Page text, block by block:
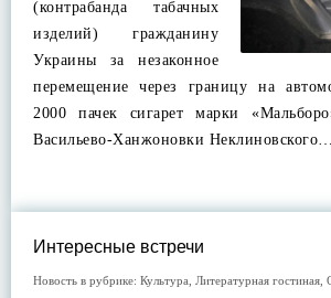
(контрабанда табачных
изделий) гражданину
Украины за незаконное
перемещение через границу на
2000 пачек сигарет марки
Васильево-Ханжоновки Неклиновского…
Интересные встречи
Новость в рубрике: Культура Литературная гостиная